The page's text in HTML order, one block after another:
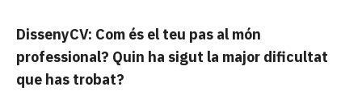
DissenyCV: Com és el teu pas al món
professional? Quin ha sigut la major dificultat
que has trobat?